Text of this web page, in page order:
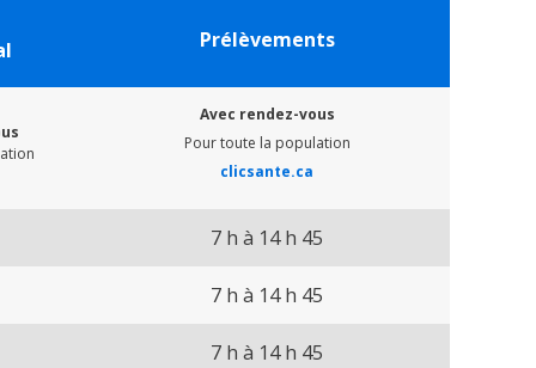
Prélèvements
Avec rendez-vous
Pour toute la population
clicsante.ca
7 h à 14 h 45
7 h à 14 h 45
7 h à 14 h 45